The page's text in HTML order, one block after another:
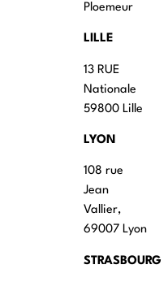
Ploemeur
LILLE
13 RUE
Nationale
59800 Lille
LYON
108 rue
Jean
Vallier,
69007 Lyon
STRASBOURG